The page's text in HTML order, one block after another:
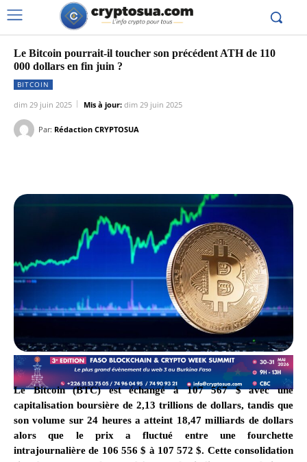
Le Bitcoin pourrait-il toucher son précédent ATH de 110
000 dollars en fin juin ?
BITCOIN
dim 29 juin 2025 Mis à jour: dim 29 juin 2025
Par: Rédaction CRYPTOSUA
Le Bitcoin (BTC) est échangé à 107 567 $ avec une
capitalisation boursière de 2,13 trillions de dollars, tandis que
son volume sur 24 heures a atteint 18,47 milliards de dollars
alors que le prix a fluctué entre une fourchette
intrajournalière de 106 556 $ à 107 572 $. Cette consolidation